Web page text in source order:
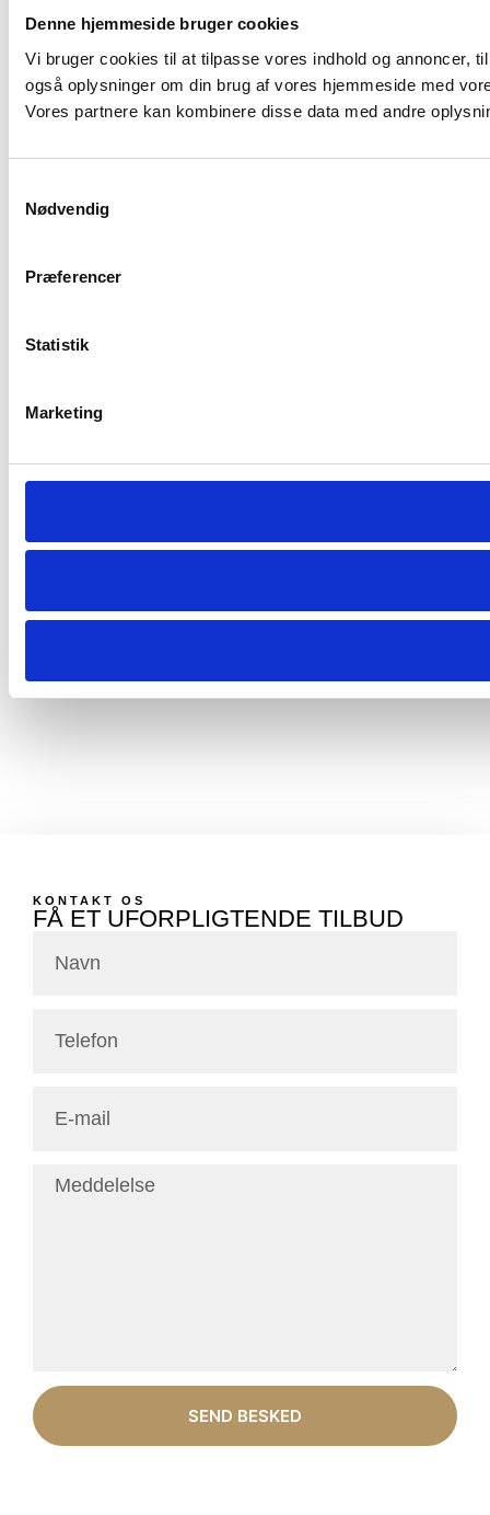
Denne hjemmeside bruger cookies
Vi bruger cookies til at tilpasse vores indhold og annoncer,
også oplysninger om din brug af vores hjemmeside med
Vores partnere kan kombinere disse data med andre
Nødvendig
Præferencer
Statistik
Marketing
en stor kattelem i en stor rude. God kommunikation og...
via Trustpilot
KONTAKT OS
FÅ ET UFORPLIGTENDE TILBUD
SEND BESKED